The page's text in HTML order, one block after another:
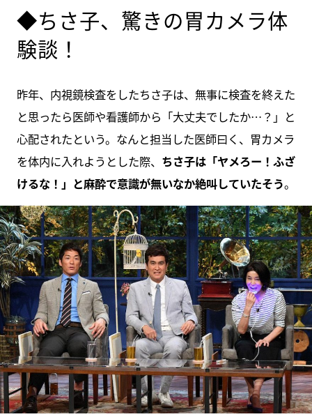
◆ちさ子、驚きの胃カメラ体
験談！
昨年、内視鏡検査をしたちさ子は、無事に検査を終えた
と思ったら医師や看護師から「大丈夫でしたか…？」と
心配されたという。なんと担当した医師曰く、胃カメラ
を体内に入れようとした際、 ちさ子は「ヤメろー！ふざ
けるな！」と麻酔で意識が無いなか絶叫していたそう。